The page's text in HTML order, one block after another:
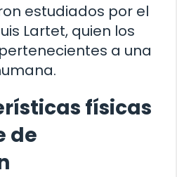
estudiados por el
Lartet, quien los
a una
físicas
de